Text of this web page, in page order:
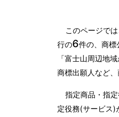
このページで
行の6件の、商
「富士山周辺地
商標出願人など
指定商品・指
定役務(サービス)